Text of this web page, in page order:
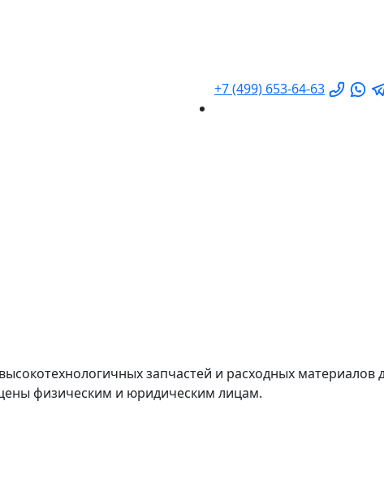
+7 (499) 653-64-63
запчастей и расходных
физическим и юридическим лицам.